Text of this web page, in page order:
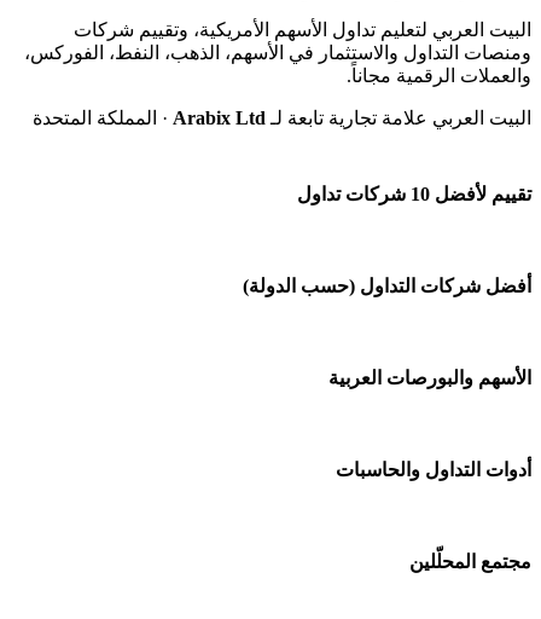
البيت العربي لتعليم تداول الأسهم الأمريكية، وتقييم شركات
ومنصات التداول والاستثمار في الأسهم، الذهب، النفط، الفوركس،
والعملات الرقمية مجاناً.
البيت العربي علامة تجارية تابعة لـ Arabix Ltd · المملكة المتحدة
تقييم لأفضل 10 شركات تداول
شركة Capital.com
منصة بينانس
شركة Xm
أفضل شركات التداول (حسب الدولة)
شركات تداول في السعودية
شركات تداول في قطر
الأسهم والبورصات العربية
🌍 كل البورصات العربية
أدوات التداول والحاسبات
🕌 حاسبة الزكاة
مجتمع المحلّلين